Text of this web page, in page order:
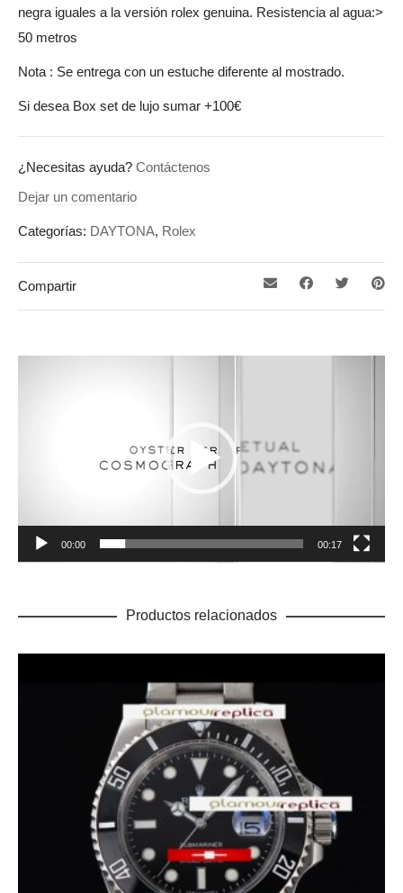
negra iguales a la versión rolex genuina. Resistencia al agua:>
50 metros
Nota : Se entrega con un estuche diferente al mostrado.
Si desea Box set de lujo sumar +100€
¿Necesitas ayuda? Contáctenos
Dejar un comentario
Categorías: DAYTONA, Rolex
Compartir
00:00 00:17
Productos relacionados